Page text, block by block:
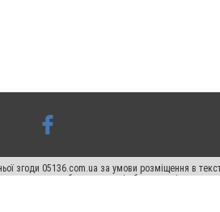
згоди 05136.com.ua за умови розміщення в
другого абзацу в тексті або в якості